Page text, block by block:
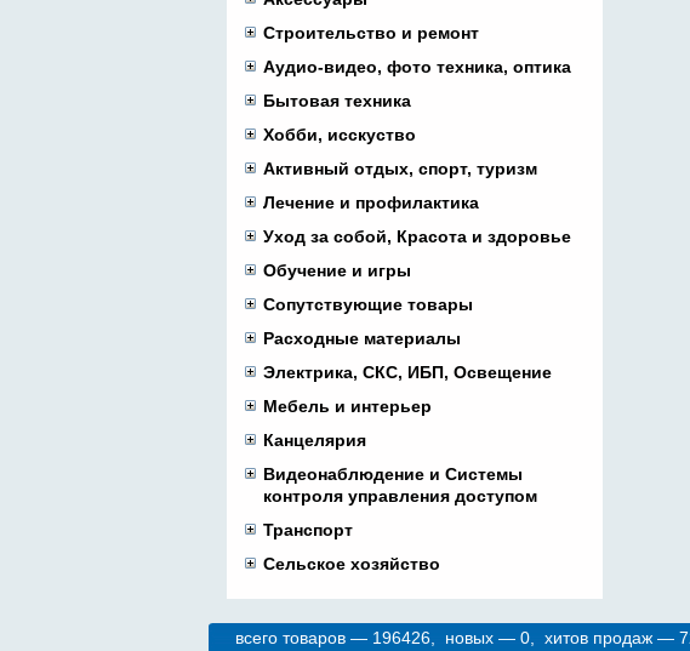
Строительство и ремонт
Аудио-видео, фото техника, оптика
Бытовая техника
Хобби, исскуство
Активный отдых, спорт, туризм
Лечение и профилактика
Уход за собой, Красота и здоровье
Обучение и игры
Сопутствующие товары
Расходные материалы
Электрика, СКС, ИБП, Освещение
Мебель и интерьер
Канцелярия
Видеонаблюдение и Системы
контроля управления доступом
Транспорт
Сельское хозяйство
всего товаров — 196426, новых — 0, хитов продаж —